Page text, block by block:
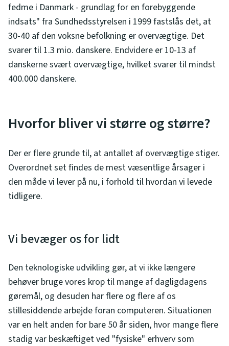
fedme i Danmark - grundlag for en forebyggende
indsats" fra Sundhedsstyrelsen i 1999 fastslås det, at
30-40 af den voksne befolkning er overvægtige. Det
svarer til 1.3 mio. danskere. Endvidere er 10-13 af
danskerne svært overvægtige, hvilket svarer til mindst
400.000 danskere.
Hvorfor bliver vi større og større?
Der er flere grunde til, at antallet af overvægtige stiger.
Overordnet set findes de mest væsentlige årsager i
den måde vi lever på nu, i forhold til hvordan vi levede
tidligere.
Vi bevæger os for lidt
Den teknologiske udvikling gør, at vi ikke længere
behøver bruge vores krop til mange af dagligdagens
gøremål, og desuden har flere og flere af os
stillesiddende arbejde foran computeren. Situationen
var en helt anden for bare 50 år siden, hvor mange flere
stadig var beskæftiget ved "fysiske" erhverv som